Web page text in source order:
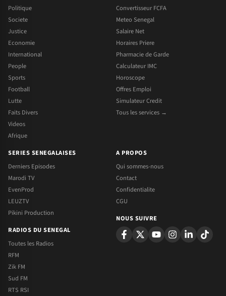
Politique
Societe
Justice
Economie
International
People
Sports
Football
Lutte
Faits Divers
Videos
Afrique
Convertisseur FCFA
Meteo Senegal
Salaire Net
Horaires Priere
Pharmacie de Garde
Calculateur IMC
Horoscope
Offres Emploi
Simulateur Credit
Tous les services →
SERIES SENEGALAISES
Derniers Episodes
Marodi TV
EvenProd
LEUZTV
Pikini Production
RADIOS DU SENEGAL
Toutes les Radios
RFM
Zik FM
Sud FM
RTS RSI
A PROPOS
Qui sommes-nous
Contact
Confidentialite
CGU
NOUS SUIVRE